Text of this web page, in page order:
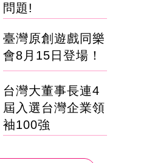
問題!
臺灣原創遊戲同樂
會8月15日登場！
台灣大董事長連4
屆入選台灣企業領
袖100強